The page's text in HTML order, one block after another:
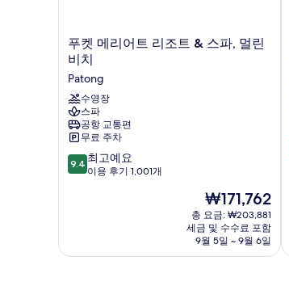
푸
켓
메
리
어
트
리
조
트
&
치
푸켓 메리어트 리조트 & 스파, 멀린
비치
Patong
수영장
스파
공항 교통편
무료 주차
10
점
최
9.4 최고예요
이용 후기 1,001개
현
재
요
금
₩171,762
₩171,762
총 요금: ₩203,881
세금 및 수수료 포함
9월 5일 ~ 9월 6일